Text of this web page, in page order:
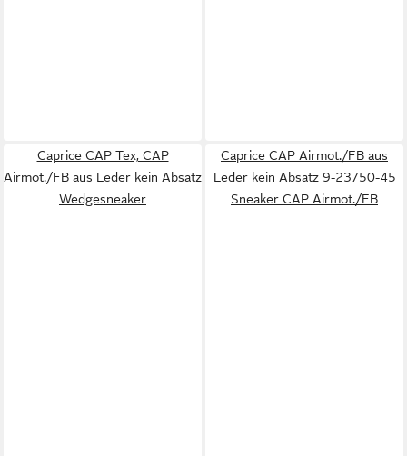
Caprice CAP Tex, CAP
Airmot./FB aus Leder kein Absatz
Wedgesneaker
Caprice CAP Airmot./FB aus
Leder kein Absatz 9-23750-45
Sneaker CAP Airmot./FB